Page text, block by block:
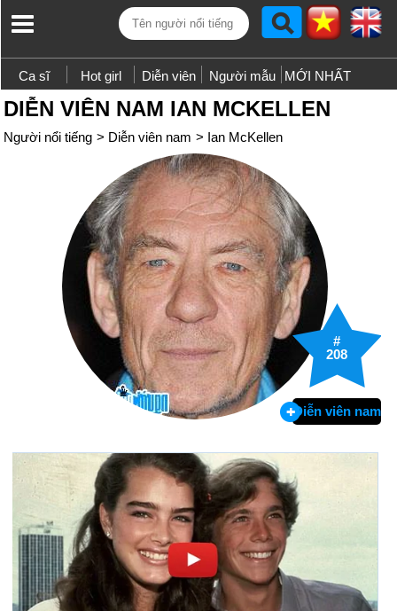
Ca sĩ Hot girl Diễn viên Người mẫu MỚI NHẤT
DIỄN VIÊN NAM IAN MCKELLEN
Người nổi tiếng > Diễn viên nam > Ian McKellen
#
208
Diễn viên nam